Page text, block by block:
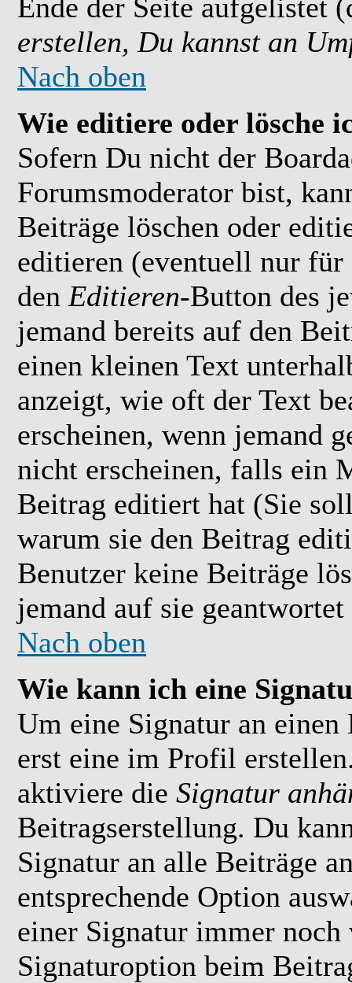
Ende der Seite aufgelistet
erstellen, Du kannst an
Nach oben
Wie editiere oder lösche
Sofern Du nicht der
Forumsmoderator bist,
Beiträge löschen oder
editieren (eventuell nur
den Editieren-Button des
jemand bereits auf den
einen kleinen Text
anzeigt, wie oft der Text
erscheinen, wenn jemand
nicht erscheinen, falls ein
Beitrag editiert hat (Sie
warum sie den Beitrag
Benutzer keine Beiträge
jemand auf sie geantwortet
Nach oben
Wie kann ich eine
Um eine Signatur an einen
erst eine im Profil
aktiviere die Signatur
Beitragserstellung. Du
Signatur an alle Beiträge
entsprechende Option
einer Signatur immer
Signaturoption beim